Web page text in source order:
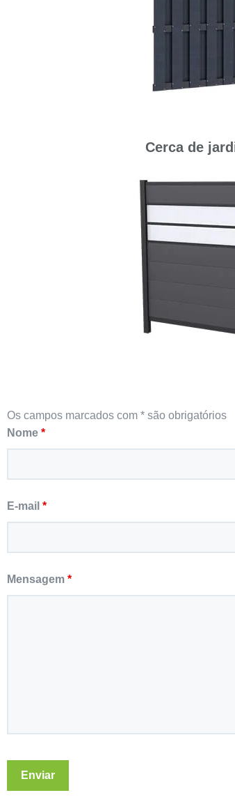
Cerca de
Os campos marcados com * são obrigatórios
Nome *
E-mail *
Mensagem *